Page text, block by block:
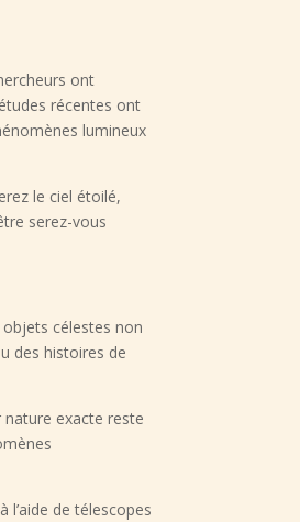
ont
récentes ont
lumineux
le ciel étoilé,
serez-vous
célestes non
des histoires de
exacte reste
l’aide de télescopes